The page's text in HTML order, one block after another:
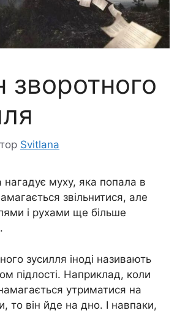
зворотного
Svitlana
нагадує муху, яка попала в
звільнитися, але
і рухами ще більше
зусилля іноді називають
підлості. Наприклад, коли
утриматися на
то він йде на дно. І навпаки,